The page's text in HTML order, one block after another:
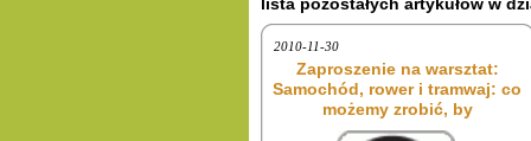
2010-11-30
Zaproszenie na warsztat:
Samochód, rower i tramwaj: co
możemy zrobić, by